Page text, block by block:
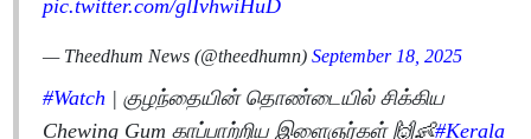
pic.twitter.com/glIvhwiHuD
— Theedhum News (@theedhumn)September 18, 2025
#Watch | குழந்தையின் தொண்டையில் சிக்கிய
Chewing Gum காப்பாற்றிய இளைஞர்கள் 🙌👶#Kerala